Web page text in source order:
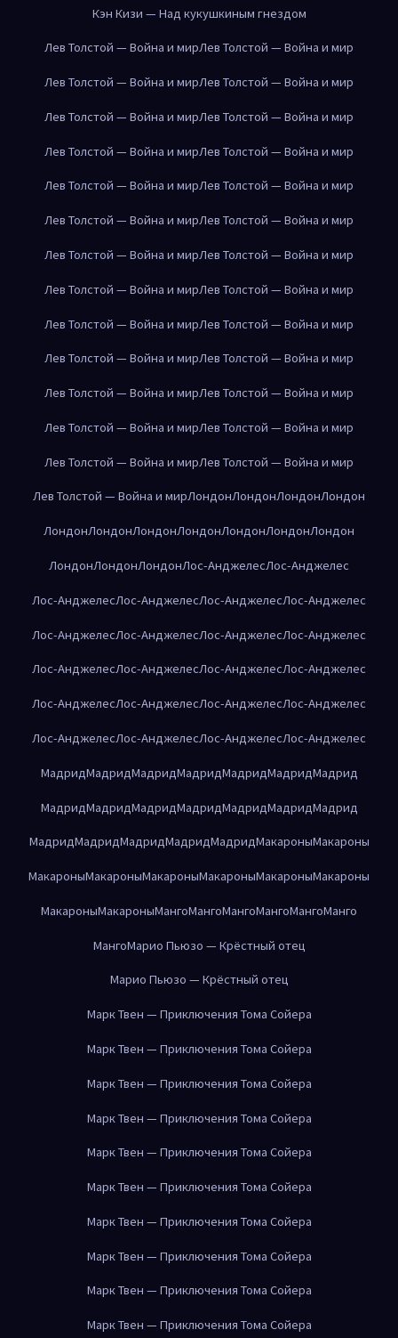
Кэн Кизи — Над кукушкиным гнездом
Лев Толстой — Война и мирЛев Толстой — Война и мир
Лев Толстой — Война и мирЛев Толстой — Война и мир
Лев Толстой — Война и мирЛев Толстой — Война и мир
Лев Толстой — Война и мирЛев Толстой — Война и мир
Лев Толстой — Война и мирЛев Толстой — Война и мир
Лев Толстой — Война и мирЛев Толстой — Война и мир
Лев Толстой — Война и мирЛев Толстой — Война и мир
Лев Толстой — Война и мирЛев Толстой — Война и мир
Лев Толстой — Война и мирЛев Толстой — Война и мир
Лев Толстой — Война и мирЛев Толстой — Война и мир
Лев Толстой — Война и мирЛев Толстой — Война и мир
Лев Толстой — Война и мирЛев Толстой — Война и мир
Лев Толстой — Война и мирЛев Толстой — Война и мир
Лев Толстой — Война и мирЛондонЛондонЛондонЛондон
ЛондонЛондонЛондонЛондонЛондонЛондонЛондон
ЛондонЛондонЛондонЛос-АнджелесЛос-Анджелес
Лос-АнджелесЛос-АнджелесЛос-АнджелесЛос-Анджелес
Лос-АнджелесЛос-АнджелесЛос-АнджелесЛос-Анджелес
Лос-АнджелесЛос-АнджелесЛос-АнджелесЛос-Анджелес
Лос-АнджелесЛос-АнджелесЛос-АнджелесЛос-Анджелес
Лос-АнджелесЛос-АнджелесЛос-АнджелесЛос-Анджелес
МадридМадридМадридМадридМадридМадридМадрид
МадридМадридМадридМадридМадридМадридМадрид
МадридМадридМадридМадридМадридМакароныМакароны
МакароныМакароныМакароныМакароныМакароныМакароны
МакароныМакароныМангоМангоМангоМангоМангоМанго
МангоМарио Пьюзо — Крёстный отец
Марио Пьюзо — Крёстный отец
Марк Твен — Приключения Тома Сойера
Марк Твен — Приключения Тома Сойера
Марк Твен — Приключения Тома Сойера
Марк Твен — Приключения Тома Сойера
Марк Твен — Приключения Тома Сойера
Марк Твен — Приключения Тома Сойера
Марк Твен — Приключения Тома Сойера
Марк Твен — Приключения Тома Сойера
Марк Твен — Приключения Тома Сойера
Марк Твен — Приключения Тома Сойера